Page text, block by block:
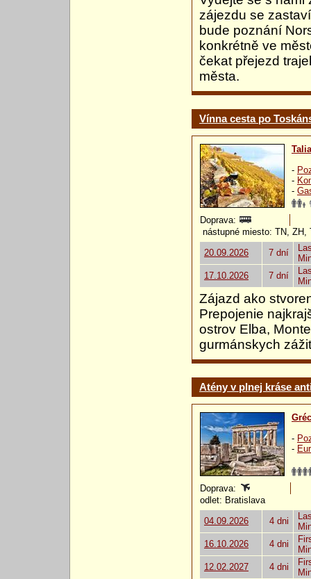
zájezdu se
bude poznání
konkrétně ve
čekat přejezd
města.
Vínna cesta po
-
-
-
Doprava:
nástupné miesto: TN,
20.09.2026
7 dní
17.10.2026
7 dní
Zájazd ako
Prepojenie
ostrov Elba,
gurmánskych
Atény v plnej kráse
-
-
Doprava:
odlet: Bratislava
04.09.2026
4 dni
16.10.2026
4 dni
12.02.2027
4 dni